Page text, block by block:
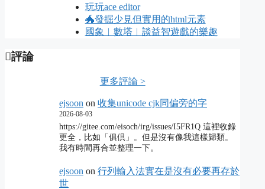
玩玩ace editor
🐲發掘少見但實用的html元素
國象︱數塔︱談益智遊戲的樂趣
評論
更多評論 >
ejsoon on 收集unicode cjk同偏旁的字
2026-08-03
https://gitee.com/eisoch/irg/issues/I5FR1Q 這裡收錄
更全，比如「俱倶」。但是沒有像我這樣歸類。
我有時間再合並整理一下。
ejsoon on 行列輸入法實在是沒有必要再存於
世